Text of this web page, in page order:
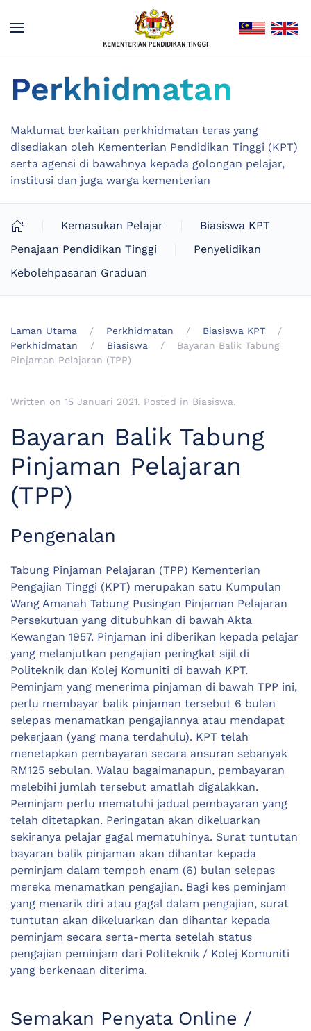
Perkhidmatan
Maklumat berkaitan perkhidmatan teras yang
disediakan oleh Kementerian Pendidikan Tinggi (KPT)
serta agensi di bawahnya kepada golongan pelajar,
institusi dan juga warga kementerian
Kemasukan Pelajar
Biasiswa KPT
Penajaan Pendidikan Tinggi
Penyelidikan
Kebolehpasaran Graduan
Laman Utama Perkhidmatan
Biasiswa KPT
Perkhidmatan
Biasiswa
Bayaran Balik Tabung
Pinjaman Pelajaran (TPP)
Written on 15 Januari 2021. Posted in Biasiswa.
Bayaran Balik Tabung
Pinjaman Pelajaran
(TPP)
Pengenalan
Tabung Pinjaman Pelajaran (TPP) Kementerian
Pengajian Tinggi (KPT) merupakan satu Kumpulan
Wang Amanah Tabung Pusingan Pinjaman Pelajaran
Persekutuan yang ditubuhkan di bawah Akta
Kewangan 1957. Pinjaman ini diberikan kepada pelajar
yang melanjutkan pengajian peringkat sijil di
Politeknik dan Kolej Komuniti di bawah KPT.
Peminjam yang menerima pinjaman di bawah TPP ini,
perlu membayar balik pinjaman tersebut 6 bulan
selepas menamatkan pengajiannya atau mendapat
pekerjaan (yang mana terdahulu). KPT telah
menetapkan pembayaran secara ansuran sebanyak
RM125 sebulan. Walau bagaimanapun, pembayaran
melebihi jumlah tersebut amatlah digalakkan.
Peminjam perlu mematuhi jadual pembayaran yang
telah ditetapkan. Peringatan akan dikeluarkan
sekiranya pelajar gagal mematuhinya. Surat tuntutan
bayaran balik pinjaman akan dihantar kepada
peminjam dalam tempoh enam (6) bulan selepas
mereka menamatkan pengajian. Bagi kes peminjam
yang menarik diri atau gagal dalam pengajian, surat
tuntutan akan dikeluarkan dan dihantar kepada
peminjam secara serta-merta setelah status
pengajian peminjam dari Politeknik / Kolej Komuniti
yang berkenaan diterima.
Semakan Penyata Online /